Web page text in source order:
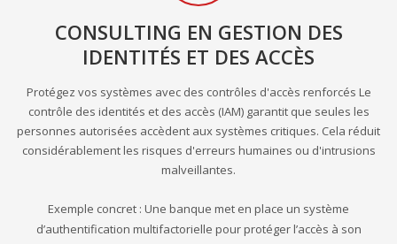
CONSULTING EN GESTION DES
IDENTITÉS ET DES ACCÈS
Protégez vos systèmes avec des contrôles d'accès renforcés Le
contrôle des identités et des accès (IAM) garantit que seules les
personnes autorisées accèdent aux systèmes critiques. Cela réduit
considérablement les risques d'erreurs humaines ou d'intrusions
malveillantes.
Exemple concret : Une banque met en place un système
d’authentification multifactorielle pour protéger l’accès à son